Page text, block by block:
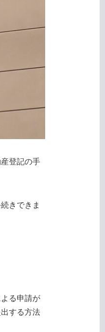
登記の手
きできま
る申請が
する方法